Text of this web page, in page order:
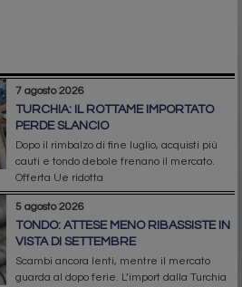
7 agosto 2026
TURCHIA: IL ROTTAME IMPORTATO
PERDE SLANCIO
Dopo il rimbalzo di fine luglio, acquisti più
cauti e tondo debole frenano il mercato.
Offerta Ue ridotta
5 agosto 2026
TONDO: ATTESE MENO RIBASSISTE IN
VISTA DI SETTEMBRE
Scambi ancora lenti, mentre il mercato
guarda al dopo ferie. L’import dalla Turchia